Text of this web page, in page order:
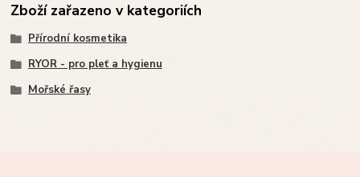
Zboží zařazeno v kategoriích
Přírodní kosmetika
RYOR - pro pleť a hygienu
Mořské řasy